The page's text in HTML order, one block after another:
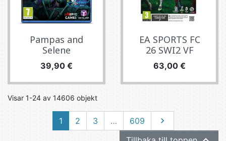
Pampas and
Selene
Pris
39,90 €
EA SPORTS FC
26 SWI2 VF
Pris
63,00 €
Visar 1-24 av 14606 objekt
1 2 3 … 609 Nästa
